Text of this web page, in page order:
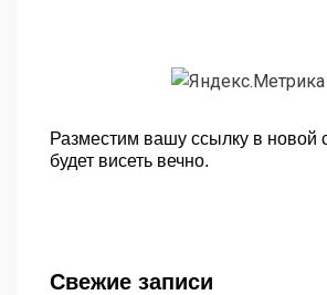
Разместим вашу ссылку в новой
будет висеть вечно.
Свежие записи